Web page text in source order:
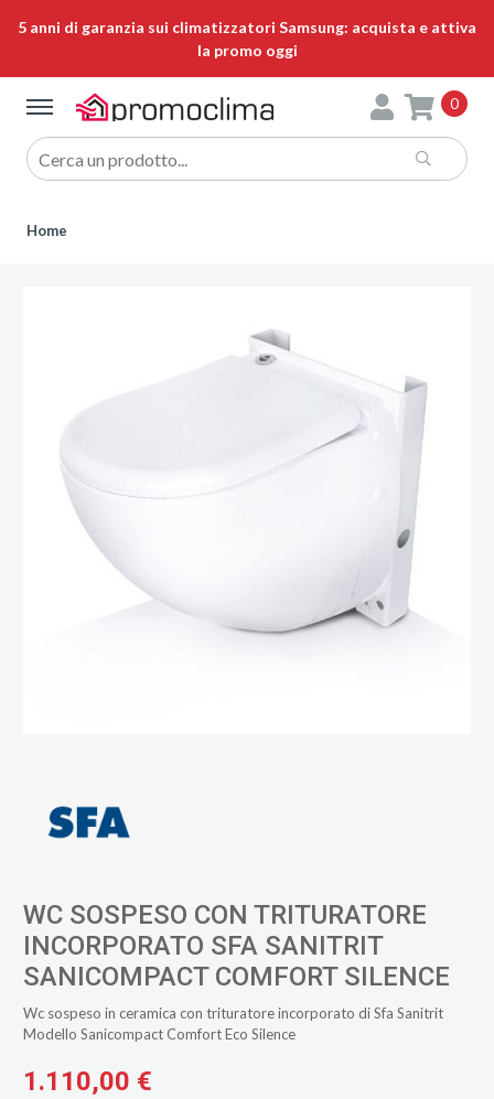
5 anni di garanzia sui climatizzatori Samsung: acquista e attiva
la promo oggi
0
Home
WC SOSPESO CON TRITURATORE
INCORPORATO SFA SANITRIT
SANICOMPACT COMFORT SILENCE
Wc sospeso in ceramica con trituratore incorporato di Sfa Sanitrit
Modello Sanicompact Comfort Eco Silence
1.110,00 €